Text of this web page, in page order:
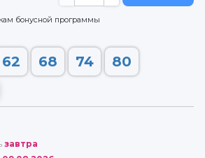
бонусной программы
62 68 74 80
завтра